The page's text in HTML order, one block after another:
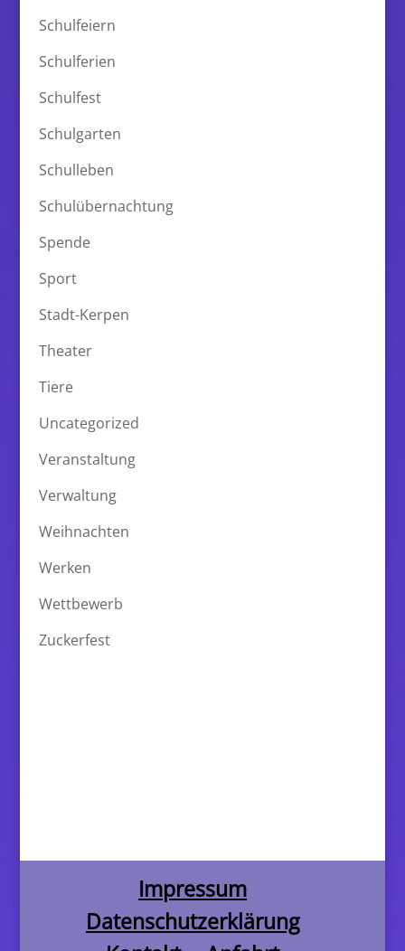
Schulfeiern
Schulferien
Schulfest
Schulgarten
Schulleben
Schulübernachtung
Spende
Sport
Stadt-Kerpen
Theater
Tiere
Uncategorized
Veranstaltung
Verwaltung
Weihnachten
Werken
Wettbewerb
Zuckerfest
Impressum
Datenschutzerklärung